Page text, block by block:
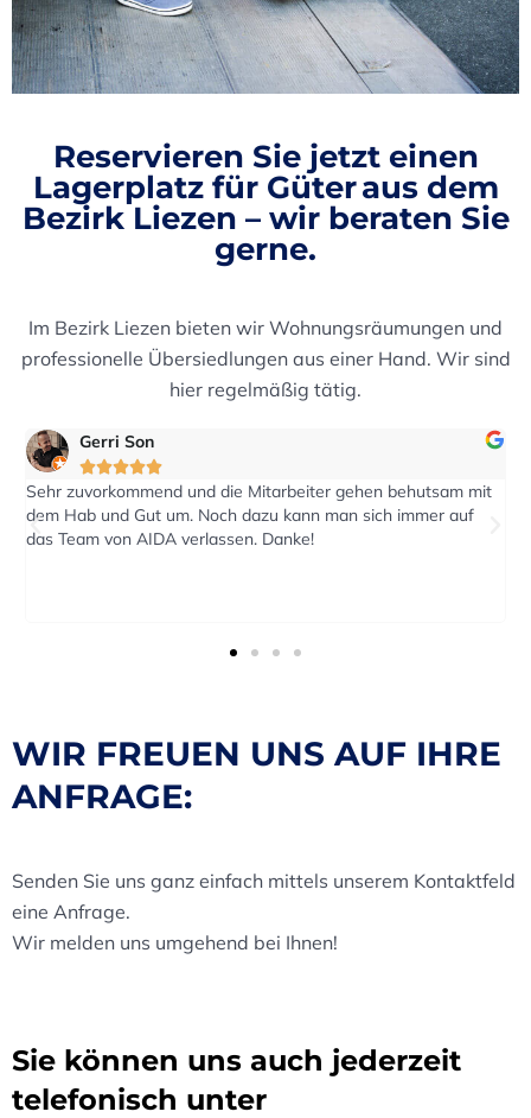
Reservieren Sie jetzt einen
Lagerplatz für Güter aus dem
Bezirk Liezen – wir beraten Sie
gerne.
Im Bezirk Liezen bieten wir Wohnungsräumungen und
professionelle Übersiedlungen aus einer Hand. Wir sind
hier regelmäßig tätig.
eric2016

Auf eine Anfrage nach einen Kostenvoranschlag wurde rasch
reagiert. Der Transport wurde pünktlich zum vereinbarten
Termin durchgeführt.
WIR FREUEN UNS AUF IHRE
ANFRAGE:
Senden Sie uns ganz einfach mittels unserem Kontaktfeld
eine Anfrage.
Wir melden uns umgehend bei Ihnen!
Sie können uns auch jederzeit
telefonisch unter